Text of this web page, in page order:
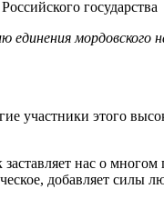
мордовского
этого
нас о
добавляет силы